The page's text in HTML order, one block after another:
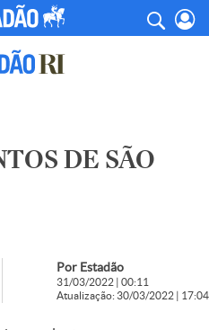
DE SÃO
Por Estadão
31/03/2022 | 00:11
Atualização: 30/03/2022 | 17:04